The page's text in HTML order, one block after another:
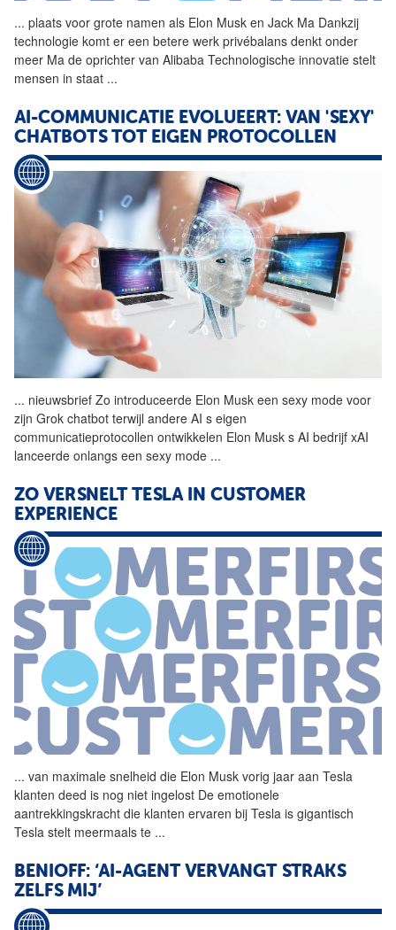
... plaats voor grote namen als Elon Musk en Jack Ma Dankzij
technologie komt er een betere werk privébalans denkt onder
meer Ma de oprichter van Alibaba Technologische innovatie stelt
mensen in staat ...
AI-COMMUNICATIE EVOLUEERT: VAN 'SEXY'
CHATBOTS TOT EIGEN PROTOCOLLEN
... nieuwsbrief Zo introduceerde Elon Musk een sexy mode voor
zijn Grok chatbot terwijl andere AI s eigen
communicatieprotocollen ontwikkelen Elon Musk s AI bedrijf xAI
lanceerde onlangs een sexy mode ...
ZO VERSNELT TESLA IN CUSTOMER
EXPERIENCE
... van maximale snelheid die Elon Musk vorig jaar aan Tesla
klanten deed is nog niet ingelost De emotionele
aantrekkingskracht die klanten ervaren bij Tesla is gigantisch
Tesla stelt meermaals te ...
BENIOFF: ‘AI-AGENT VERVANGT STRAKS
ZELFS MIJ’